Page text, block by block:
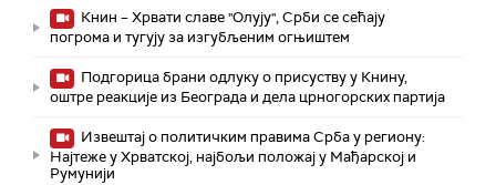
Книн – Хрвати славе "Олују", Срби се сећају
погрома и тугују за изгубљеним огњиштем
Подгорица брани одлуку о присуству у Книну,
оштре реакције из Београда и дела црногорских партија
Извештај о политичким правима Срба у региону:
Најтеже у Хрватској, најбољи положај у Мађарској и
Румунији